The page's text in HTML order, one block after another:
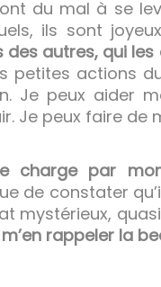
du mal à se
ils sont
des autres, qui
petites actions
Je peux aider
Je peux faire de
charge par
de constater
mystérieux,
rappeler la